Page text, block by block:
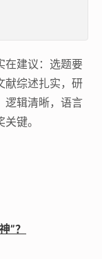
在建议：选题要
献综述扎实，研
逻辑清晰，语言
键。
”？